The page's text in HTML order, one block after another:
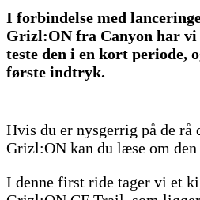
I forbindelse med
Grizl:ON fra Canyon har
teste den i en kort periode,
første indtryk.
Hvis du er nysgerrig på de rå
Grizl:ON kan du læse om
I denne first ride tager vi et